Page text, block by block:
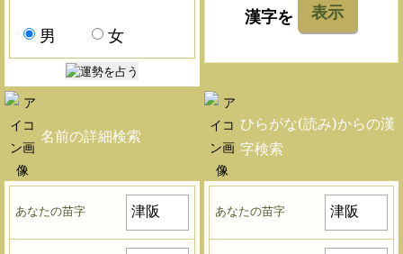
男 女
漢字を 表示
名前の詳細検索
あなたの苗字
ひらがな(読み)からの漢
字検索
あなたの苗字